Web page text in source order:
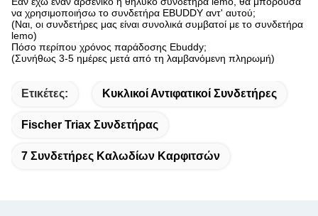
να χρησιμοποιήσω το συνδετήρα EBUDDY αντ' αυτού;
(Ναι, οι συνδετήρες μας είναι συνολικά συμβατοί με το συνδετήρα
lemo)
Πόσο περίπου χρόνος παράδοσης Ebuddy;
(Συνήθως 3-5 ημέρες μετά από τη λαμβανόμενη πληρωμή)
Ετικέτες: Κυκλικοί Αντιφατικοί Συνδετήρες
Fischer Triax Συνδετήρας
7 Συνδετήρες Καλωδίων Καρφιτσών